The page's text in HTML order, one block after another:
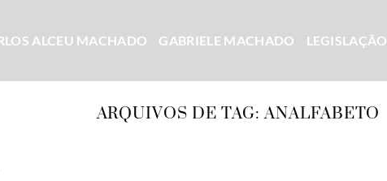
ALCEU MACHADO GABRIELE MACHADO LEGISLAÇÃO
ARQUIVOS DE TAG:ANALFABETO